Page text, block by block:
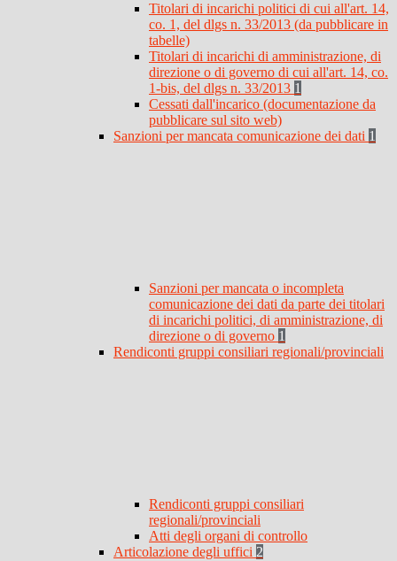
Titolari di incarichi politici di cui all'art. 14,
co. 1, del dlgs n. 33/2013 (da pubblicare in
tabelle)
Titolari di incarichi di amministrazione, di
direzione o di governo di cui all'art. 14, co.
1-bis, del dlgs n. 33/2013 1
Cessati dall'incarico (documentazione da
pubblicare sul sito web)
Sanzioni per mancata comunicazione dei dati 1
Sanzioni per mancata o incompleta
comunicazione dei dati da parte dei titolari
di incarichi politici, di amministrazione, di
direzione o di governo 1
Rendiconti gruppi consiliari regionali/provinciali
Rendiconti gruppi consiliari
regionali/provinciali
Atti degli organi di controllo
Articolazione degli uffici 2